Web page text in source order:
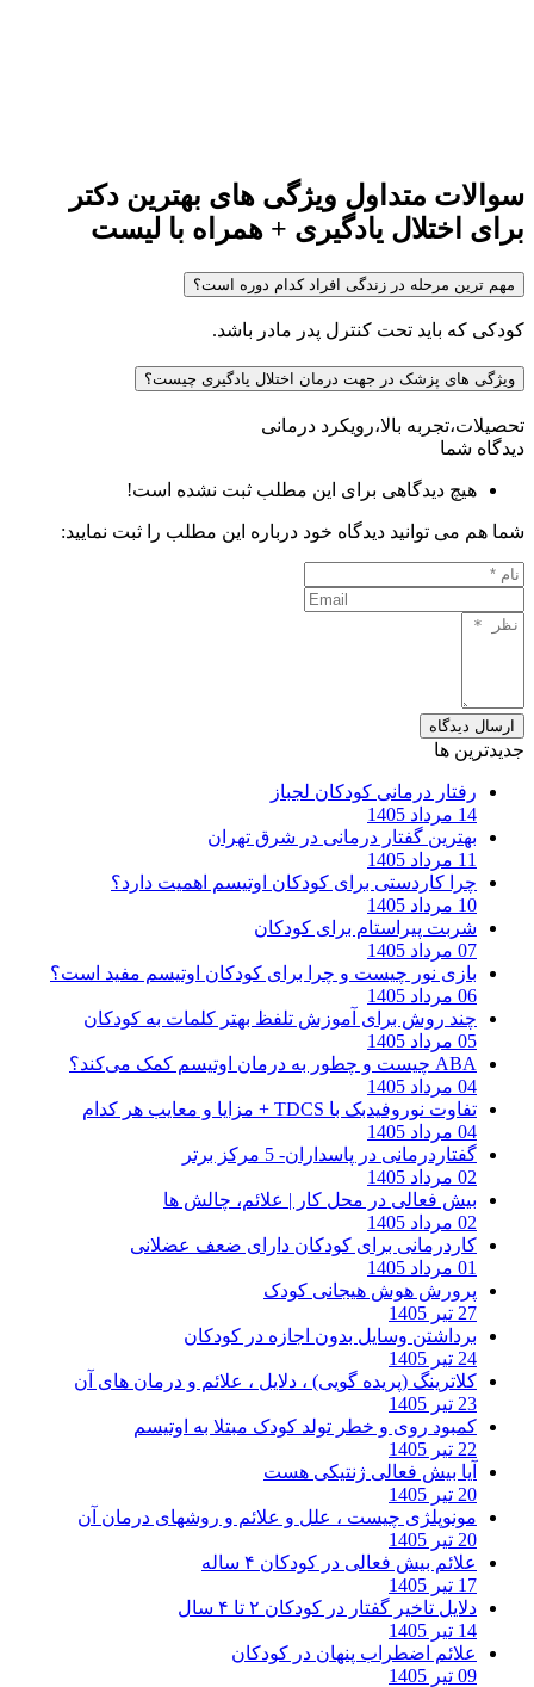
سوالات متداول ویژگی های بهترین دکتر
برای اختلال یادگیری + همراه با لیست
مهم ترین مرحله در زندگی افراد کدام دوره است؟
کودکی که باید تحت کنترل پدر مادر باشد.
ویژگی های پزشک در جهت درمان اختلال یادگیری چیست؟
تحصیلات،تجربه بالا،رویکرد درمانی
دیدگاه شما
هیچ دیدگاهی برای این مطلب ثبت نشده است!
شما هم می توانید دیدگاه خود درباره این مطلب را ثبت نمایید:
ارسال دیدگاه
جدیدترین ها
رفتار درمانی کودکان لجباز
14 مرداد 1405
بهترین گفتار درمانی در شرق تهران
11 مرداد 1405
چرا کاردستی برای کودکان اوتیسم اهمیت دارد؟
10 مرداد 1405
شربت پیراستام برای کودکان
07 مرداد 1405
بازی نور چیست و چرا برای کودکان اوتیسم مفید است؟
06 مرداد 1405
چند روش برای آموزش تلفظ بهتر کلمات به کودکان
05 مرداد 1405
ABA چیست و چطور به درمان اوتیسم کمک می‌کند؟
04 مرداد 1405
تفاوت نوروفیدبک با TDCS + مزایا و معایب هر کدام
04 مرداد 1405
گفتاردرمانی در پاسداران- 5 مرکز برتر
02 مرداد 1405
بیش فعالی در محل کار | علائم، چالش ها
02 مرداد 1405
کاردرمانی برای کودکان دارای ضعف عضلانی
01 مرداد 1405
پرورش هوش هیجانی کودک
27 تیر 1405
برداشتن وسایل بدون اجازه در کودکان
24 تیر 1405
کلاترینگ (پریده گویی) ، دلایل ، علائم و درمان های آن
23 تیر 1405
کمبود روی و خطر تولد کودک مبتلا به اوتیسم
22 تیر 1405
آیا بیش فعالی ژنتیکی هست
20 تیر 1405
مونوپلژی چیست ، علل و علائم و روشهای درمان آن
20 تیر 1405
علائم بیش فعالی در کودکان ۴ ساله
17 تیر 1405
دلایل تاخیر گفتار در کودکان ۲ تا ۴ سال
14 تیر 1405
علائم اضطراب پنهان در کودکان
09 تیر 1405